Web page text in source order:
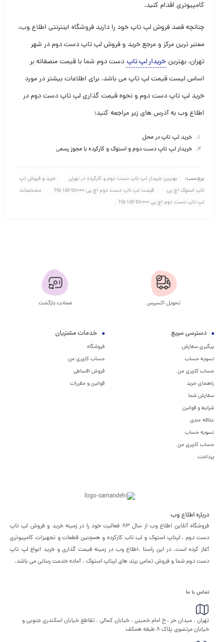
کامپیوتری اقدام کنید.
چنانچه قصد فروش لپ تاپ خود را دارید فروشگاه اینترنتی اطلاع وب،
معتبر ترین مرکز و مرجع خرید و فروش لپ تاپ دست دوم در شهر
تهران، بهترین خریدار لپ تاپ دست دوم شما با قیمت منصفانه بر
اساس لیست قیمت لپ تاپ می باشد. برای اطلاعات بیشتر در مورد
خرید لپ تاپ دست دوم و نحوه قیمت گذاری لپ تاپ دست دوم در
اطلاع وب به آدرس های زیر مراجعه کنید:
خرید لپ تاپ در محل
خریدار لپ تاپ دست دوم و استوک و کارکرده با مجوز رسمی
برچسب: بهترین خریدار لپ تاپ دست دوم و کارکرده در تهران
خرید و فروش لپ
تاپ استوک اچ پی
قیمت لپ تاپ دست دوم اچ پی Hp 15t-bs000
مشخصات
لپ تاپ دست دوم اچ پی Hp 15t-bs000
تحویل اکسپرس ضمانت بازگشت
دسترسی سریع
پیگیری سفارش
تسویه حساب
حساب کاربری من
راهنمای خرید
سفارش شما
شرایط و قوانین
علاقه مندی
تسویه حساب
حساب کاربری من
پرداخت
خدمات مشتریان
فروشگاه
حساب کاربری من
فروش اقساطی
قوانین و مقررات
درباره اطلاع وب
فروشگاه آنلاین اطلاع وب از سال 83 فعالیت خود را در زمینه خرید و فروش لپ تاپ
دست دوم ، لپتاپ استوک و لب تاب کارکرده و همچنین قطعات و تجهیزات کامپیوتری
آغاز کرده است. در این راستا ،‌اطلاع وب در زمینه قیمت گذاری و خرید انواع لپ تاپ
دست دوم شما و فروش تمامی برند های لپتاپ استوک ، آماده خدمت رسانی می باشد.
تماس با ما
تهران ، میدان حر ، خ امام خمینی ، خیابان کمالی ، تقاطع خیابان اسکندری جنوبی و
خیابان مرتضوی پلاک 8 طبقه همکف